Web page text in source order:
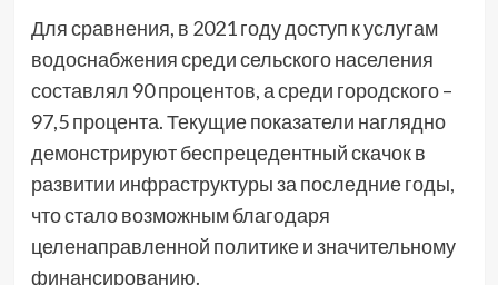
Для сравнения, в 2021 году доступ к услугам
водоснабжения среди сельского населения
составлял 90 процентов, а среди городского –
97,5 процента. Текущие показатели наглядно
демонстрируют беспрецедентный скачок в
развитии инфраструктуры за последние годы,
что стало возможным благодаря
целенаправленной политике и значительному
финансированию.